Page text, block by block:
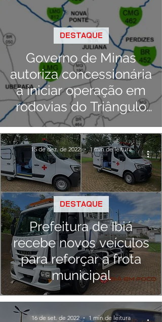
Governo de Minas
autoriza concessionária
a iniciar operação em
rodovias do Triângulo
Mineiro
DESTAQUE
Prefeitura de Ibiá
recebe novos veículos
para reforçar a frota
municipal
DESTAQUE
15 de dez. de 2022 1 min de leitura
16 de set. de 2022 1 min de leitura